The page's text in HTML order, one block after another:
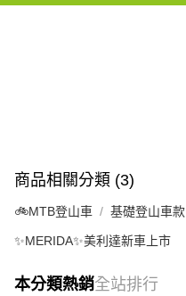
商品相關分類 (3)
🚲MTB登山車 基礎登山車款
✨MERIDA✨美利達新車上市
本分類熱銷全站排行